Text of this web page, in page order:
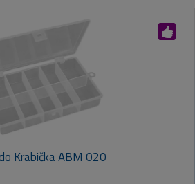
Krabička ABM 020